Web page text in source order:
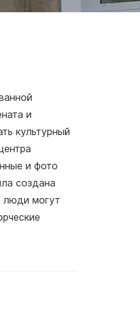
и
культурный
и фото
создана
люди могут